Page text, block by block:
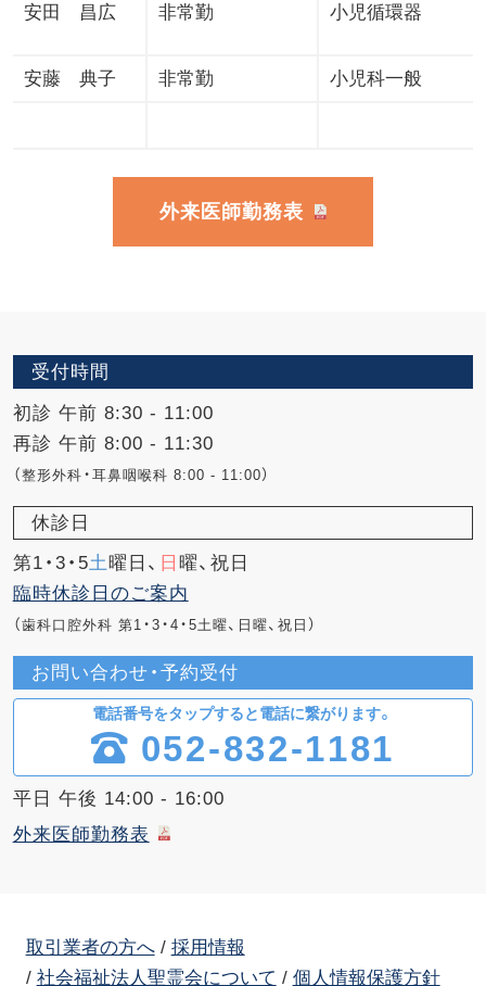
安田 昌広 非常勤 小児循環器
安藤 典子 非常勤 小児科一般
外来医師勤務表
受付時間
初診 午前 8:30 - 11:00
再診 午前 8:00 - 11:30
（整形外科・耳鼻咽喉科 8:00 - 11:00）
休診日
第1・3・5土曜日、 日 曜、祝日
臨時休診日のご案内
（歯科口腔外科 第1・3・4・5土曜、日曜、祝日）
お問い合わせ・予約受付
電話番号をタップすると電話に繋がります。
052-832-1181
平日 午後 14:00 - 16:00
外来医師勤務表
取引業者の方へ
採用情報
社会福祉法人聖霊会について
個人情報保護方針